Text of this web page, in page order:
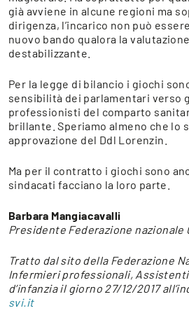
già avviene in alcune regioni ma
dirigenza, l’incarico non può
nuovo bando qualora la
destabilizzante.
Per la legge di bilancio i giochi
sensibilità dei parlamentari verso
professionisti del comparto
brillante. Speriamo almeno che lo
approvazione del Ddl Lorenzin.
Ma per il contratto i giochi sono
sindacati facciano la loro parte.
Barbara Mangiacavalli
Presidente Federazione nazionale
Tratto dal sito della Federazione
Infermieri professionali,
d’infanzia il giorno 27/12/2017
svi.it